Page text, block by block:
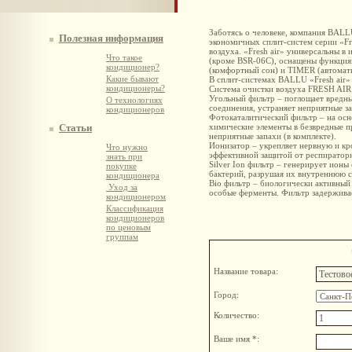
Полезная информация
Что такое
кондиционер?
Какие бывают
кондиционеры?
О технологиях
кондиционеров
Статьи
Что нужно
знать при
покупке
кондиционера
Уход за
кондиционером
Классификация
кондиционеров
по ценовым
группам
Заботясь о человеке, компания
экономичных сплит-систем серии
воздуха. «Fresh air» универсальны в
(кроме BSR-06C), оснащены
(комфортный сон) и TIMER
В сплит-системах BALLU «Fresh
Система очистки воздуха FRESH AIR
Угольный фильтр – поглощает
соединения, устраняет неприятные
Фотокаталитический фильтр – на
химические элементы в безвредные
неприятные запахи (в комплекте).
Ионизатор – укрепляет нервную и
эффективной защитой от
Silver Ion фильтр – генерирует ионы
бактерий, разрушая их внутреннюю
Bio фильтр – биологически
особые ферменты. Фильтр
Название товара:
Город:
Количество:
Ваше имя *: